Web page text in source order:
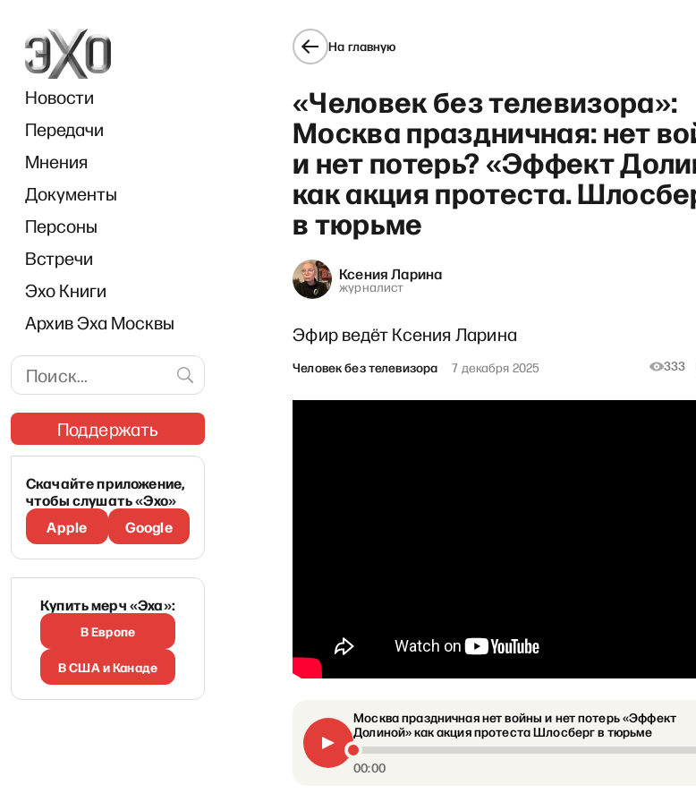
Новости
Передачи
Мнения
Документы
Персоны
Встречи
Эхо Книги
Архив Эха Москвы
Поддержать
Скачайте приложение,
чтобы слушать «Эхо»
Apple
Google
Купить мерч «Эха»:
В Европе
В США и Канаде
На главную
«Человек без телевизора»:
Москва праздничная: нет
и нет потерь? «Эффект
как акция протеста.
в тюрьме
Ксения Ларина
журналист
Эфир ведёт Ксения Ларина
Человек без телевизора 7 декабря 2025 333
Москва праздничная нет войны и нет потерь «Эффект
Долиной» как акция протеста Шлосберг в тюрьме
00:00
«Новейшая история